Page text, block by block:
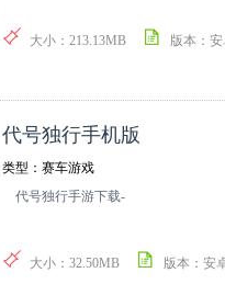
大小：213.13MB 版本：
代号独行手机版
类型：赛车游戏
代号独行手游下载-
大小：32.50MB 版本：安